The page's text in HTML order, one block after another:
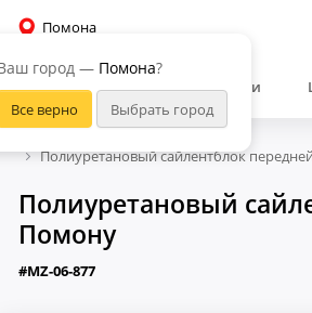
Помона
город — Помона?
Автозапчасти
Полиуретановый сайлентблок
Полиуретановый
Помону
#MZ-06-877